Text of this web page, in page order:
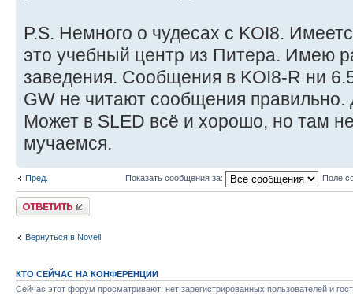
P.S. Немного о чудесах с KOI8.
это учебный центр из Питера. Имею
заведения. Сообщения в KOI8-R ни
GW не читают сообщения правильно.
Может в SLED всё и хорошо, но там
мучаемся.
Пред. Показать сообщения за: Поле
Ответить
Вернуться в Novell
КТО СЕЙЧАС НА КОНФЕРЕНЦИИ
Сейчас этот форум просматривают: нет зарегистрированных пользователей и